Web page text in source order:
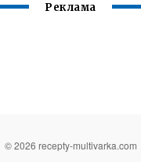
Реклама
© 2026 recepty-multivarka.com